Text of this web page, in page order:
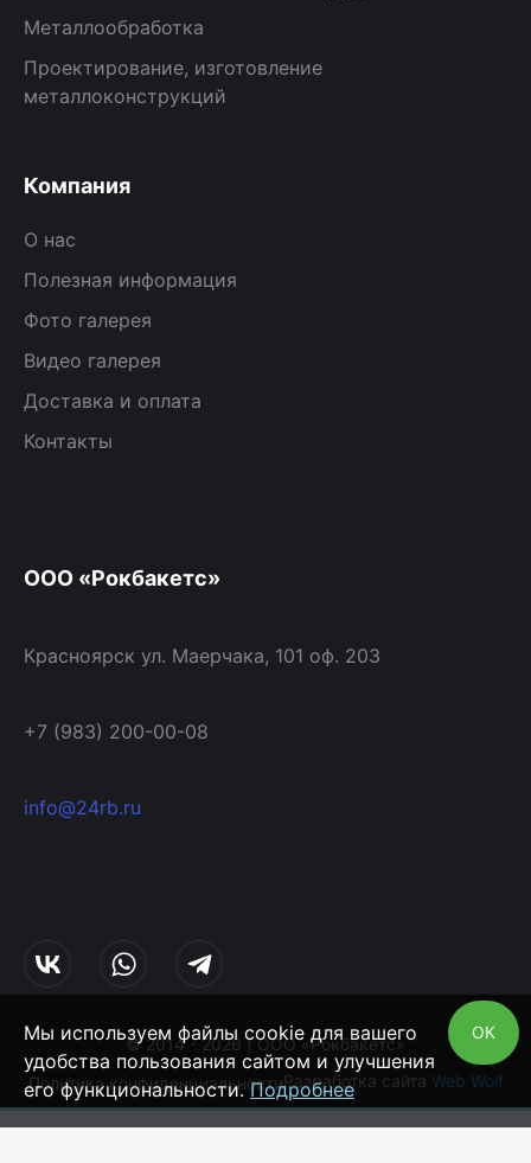
Металлообработка
Проектирование, изготовление
металлоконструкций
Компания
О нас
Полезная информация
Фото галерея
Видео галерея
Доставка и оплата
Контакты
ООО «Рокбакетс»
Красноярск ул. Маерчака, 101 оф. 203
+7 (983) 200-00-08
info@24rb.ru
© 2014 - 2026 | ООО «Рокбакетс»
Политика конфиденциальностиРазработка сайта Web Wolf
ОК
Мы используем файлы cookie для вашего
удобства пользования сайтом и улучшения
его функциональности.Подробнее